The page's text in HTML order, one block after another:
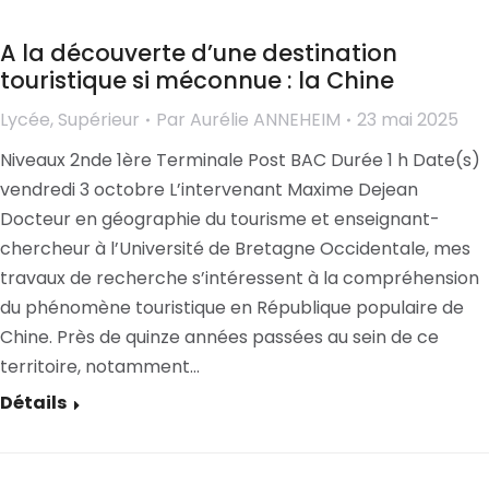
A la découverte d’une destination
touristique si méconnue : la Chine
Lycée, Supérieur Par Aurélie ANNEHEIM
23 mai 2025
Niveaux 2nde 1ère Terminale Post BAC Durée 1 h Date(s)
vendredi 3 octobre L’intervenant Maxime Dejean
Docteur en géographie du tourisme et enseignant-
chercheur à l’Université de Bretagne Occidentale, mes
travaux de recherche s’intéressent à la compréhension
du phénomène touristique en République populaire de
Chine. Près de quinze années passées au sein de ce
territoire, notamment…
Détails